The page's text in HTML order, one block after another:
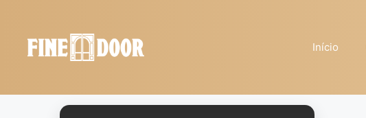
contenido
Início